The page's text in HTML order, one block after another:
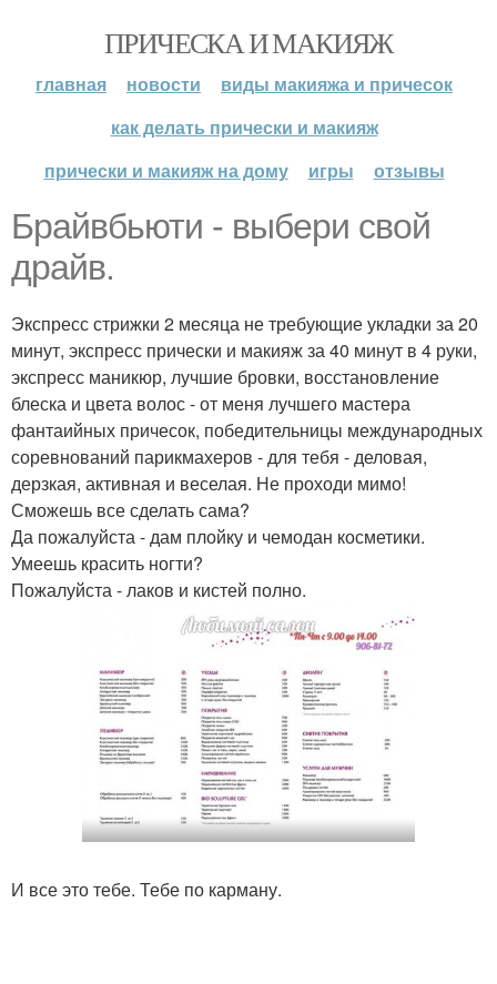
ПРИЧЕСКА И МАКИЯЖ
главная новости
виды макияжа и причесок
как делать прически и макияж
прически и макияж на дому
игры отзывы
Брайвбьюти - выбери свой
драйв.
Экспресс стрижки 2 месяца не требующие укладки за 20
минут, экспресс прически и макияж за 40 минут в 4 руки,
экспресс маникюр, лучшие бровки, восстановление
блеска и цвета волос - от меня лучшего мастера
фантаийных причесок, победительницы международных
соревнований парикмахеров - для тебя - деловая,
дерзкая, активная и веселая. Не проходи мимо!
Сможешь все сделать сама?
Да пожалуйста - дам плойку и чемодан косметики.
Умеешь красить ногти?
Пожалуйста - лаков и кистей полно.
И все это тебе. Тебе по карману.